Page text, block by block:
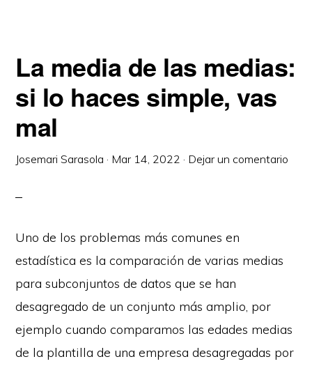
La media de las medias:
si lo haces simple, vas
mal
Josemari Sarasola · Mar 14, 2022 · Dejar un comentario
Uno de los problemas más comunes en
estadística es la comparación de varias medias
para subconjuntos de datos que se han
desagregado de un conjunto más amplio, por
ejemplo cuando comparamos las edades medias
de la plantilla de una empresa desagregadas por